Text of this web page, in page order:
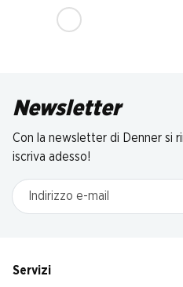
Newsletter
Con la newsletter di Denner si
iscriva adesso!
Indirizzo e-mail
Servizi